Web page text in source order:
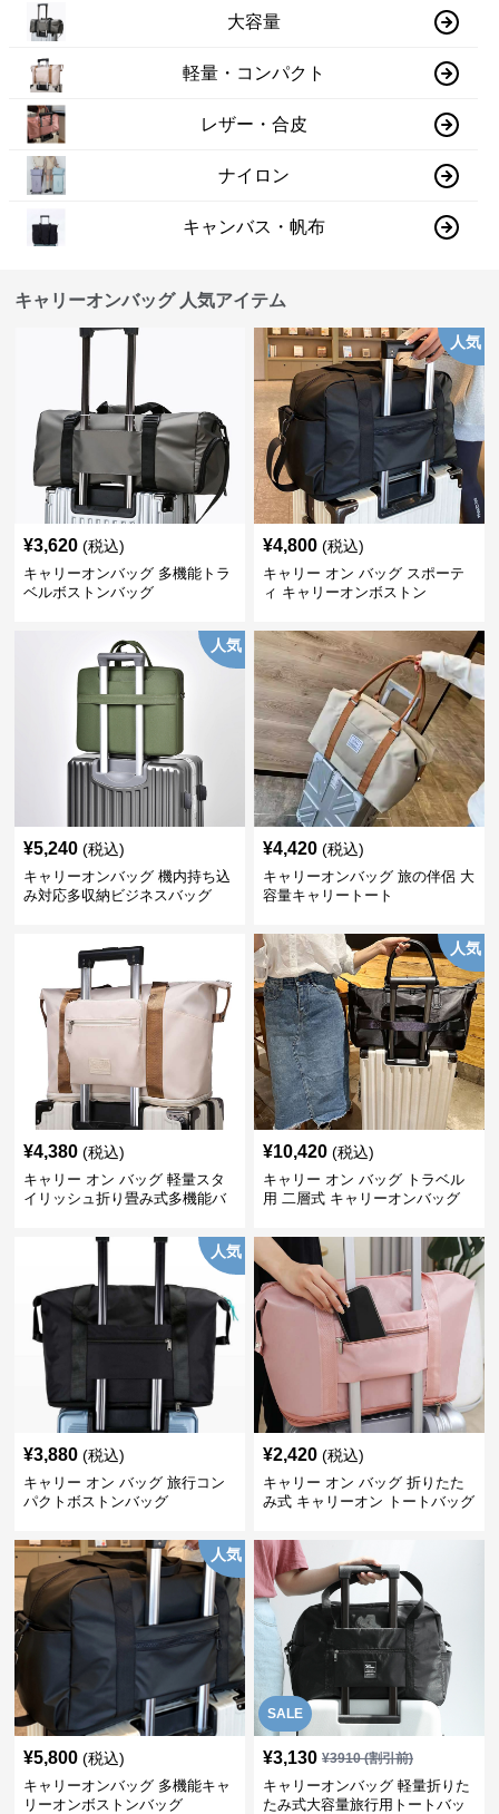
大容量
軽量・コンパクト
レザー・合皮
ナイロン
キャンバス・帆布
キャリーオンバッグ 人気アイテム
¥3,620 (税込)
キャリーオンバッグ 多機能トラ
ベルボストンバッグ
人気
¥4,800 (税込)
キャリー オン バッグ スポーテ
ィ キャリーオンボストン
人気
¥5,240 (税込)
キャリーオンバッグ 機内持ち込
み対応多収納ビジネスバッグ
¥4,420 (税込)
キャリーオンバッグ 旅の伴侶 大
容量キャリートート
¥4,380 (税込)
キャリー オン バッグ 軽量スタ
イリッシュ折り畳み式多機能バ
人気
¥10,420 (税込)
キャリー オン バッグ トラベル
用 二層式 キャリーオンバッグ
人気
¥3,880 (税込)
キャリー オン バッグ 旅行コン
パクトボストンバッグ
¥2,420 (税込)
キャリー オン バッグ 折りたた
み式 キャリーオン トートバッグ
人気
¥5,800 (税込)
キャリーオンバッグ 多機能キャ
リーオンボストンバッグ
SALE
¥3,130 ¥3910(割引前)
キャリーオンバッグ 軽量折りた
たみ式大容量旅行用トートバッ